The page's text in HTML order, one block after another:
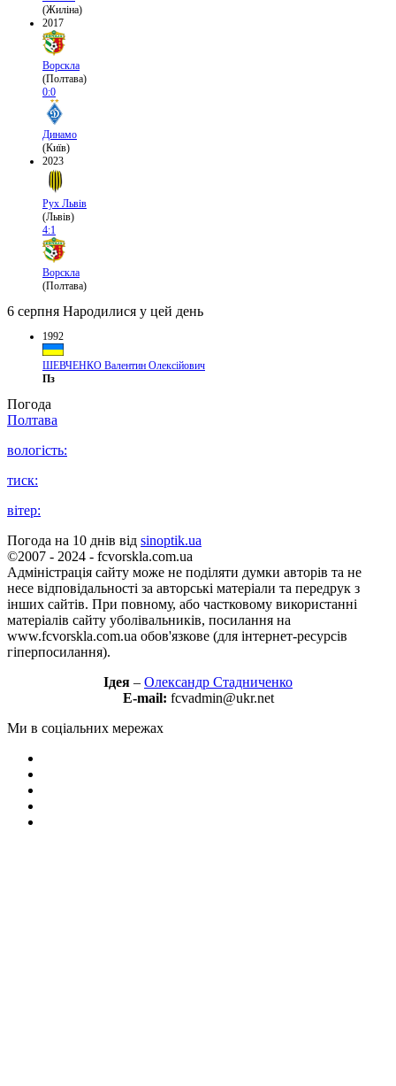
(Жиліна)
2017
Ворскла
(Полтава)
0:0
Динамо
(Київ)
2023
Рух Львів
(Львів)
4:1
Ворскла
(Полтава)
6 серпня Народилися у цей день
1992
ШЕВЧЕНКО Валентин Олексійович
Пз
Погода
Полтава
вологість:
тиск:
вітер:
Погода на 10 днів від sinoptik.ua
©2007 - 2024 - fcvorskla.com.ua
Адміністрація сайту може не поділяти думки авторів та не
несе відповідальності за авторські матеріали та передрук з
інших сайтів. При повному, або частковому використанні
матеріалів сайту уболівальників, посилання на
www.fcvorskla.com.ua обов'язкове (для інтернет-ресурсів
гіперпосилання).
Ідея – Олександр Стадниченко
E-mail: fcvadmin@ukr.net
Ми в соціальних мережах